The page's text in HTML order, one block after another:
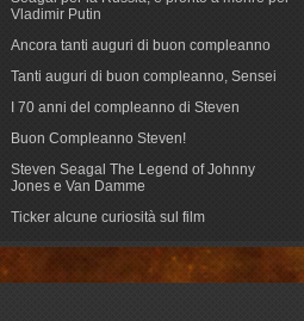
Vladimir Putin
Ancora tanti auguri di buon compleanno
Tanti auguri di buon compleanno, Sensei
I 70 anni del compleanno di Steven
Buon Compleanno Steven!
Steven Seagal The Legend of Johnny
Jones e Van Damme
Ticker alcune curiosità sul film